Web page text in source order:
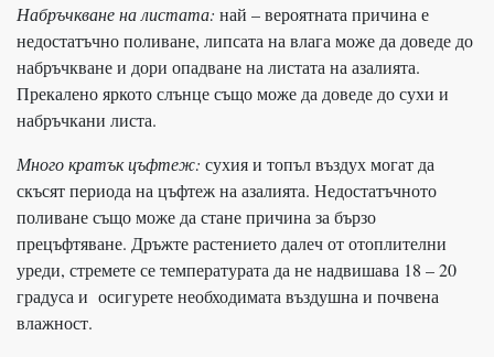
Набръчкване на листата: най – вероятната причина е
недостатъчно поливане, липсата на влага може да доведе до
набръчкване и дори опадване на листата на азалията.
Прекалено яркото слънце също може да доведе до сухи и
набръчкани листа.
Много кратък цъфтеж: сухия и топъл въздух могат да
скъсят периода на цъфтеж на азалията. Недостатъчното
поливане също може да стане причина за бързо
прецъфтяване. Дръжте растението далеч от отоплителни
уреди, стремете се температурата да не надвишава 18 – 20
градуса и осигурете необходимата въздушна и почвена
влажност.